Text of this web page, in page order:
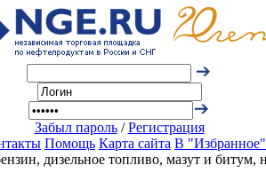
Забыл пароль/Регистрация
Помощь Карта сайта В "Избранное"
дизельное топливо, мазут и битум,